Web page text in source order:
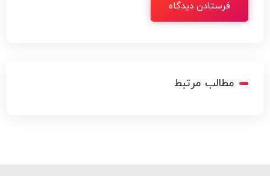
مطالب مرتبط